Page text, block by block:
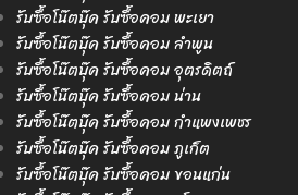
รับซื้อโน๊ตบุ๊ค รับซื้อคอม พะเยา
รับซื้อโน๊ตบุ๊ค รับซื้อคอม ลำพูน
รับซื้อโน๊ตบุ๊ค รับซื้อคอม อุตรดิตถ์
รับซื้อโน๊ตบุ๊ค รับซื้อคอม น่าน
รับซื้อโน๊ตบุ๊ค รับซื้อคอม กำแพงเพชร
รับซื้อโน๊ตบุ๊ค รับซื้อคอม ภูเก็ต
รับซื้อโน๊ตบุ๊ค รับซื้อคอม ขอนแก่น